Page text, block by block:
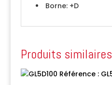
Borne:+D
Produits similaires